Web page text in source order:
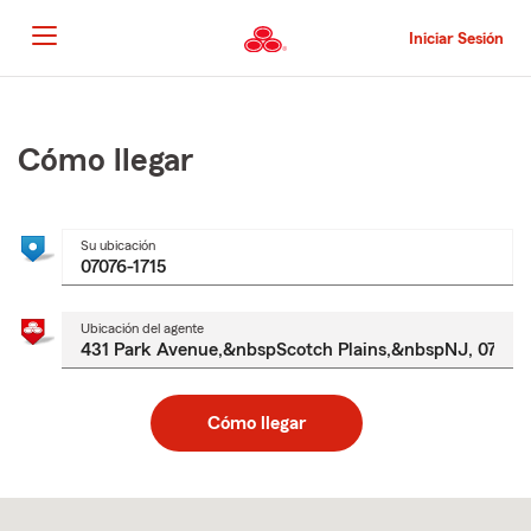
al
contenido
principal
Iniciar Sesión
principal
Cómo llegar
Su ubicación
Ubicación del agente
Cómo llegar
to